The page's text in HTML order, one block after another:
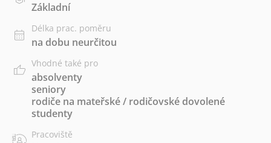
Základní
Délka prac. poměru
na dobu neurčitou
Vhodné také pro
absolventy
seniory
rodiče na mateřské / rodičovské dovolené
studenty
Pracoviště